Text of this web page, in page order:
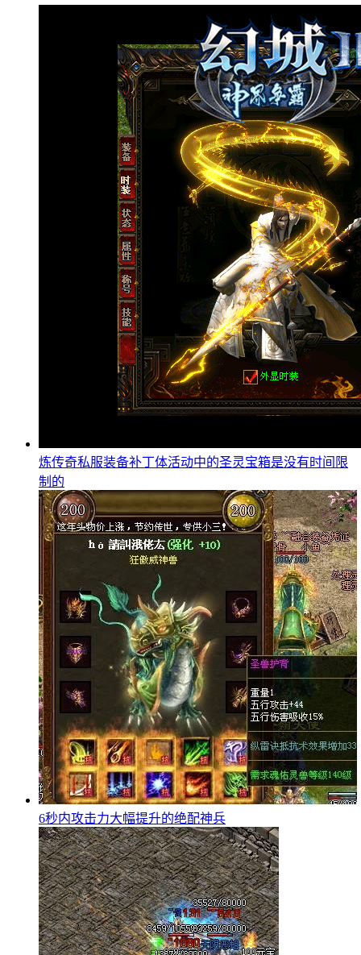
炼传奇私服装备补丁体活动中的圣灵宝箱是没有时间限
制的
6秒内攻击力大幅提升的绝配神兵